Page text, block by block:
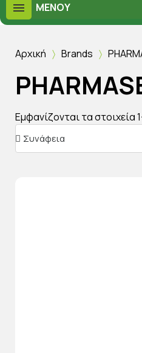
ΜΕΝΟΎ
Αρχική Brands
Εμφανίζονται τα στοιχεία